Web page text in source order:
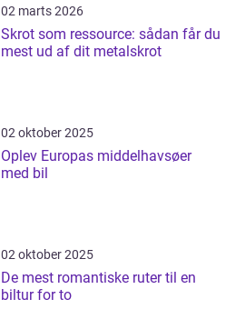
02 marts 2026
Skrot som ressource: sådan får du
mest ud af dit metalskrot
02 oktober 2025
Oplev Europas middelhavsøer
med bil
02 oktober 2025
De mest romantiske ruter til en
biltur for to